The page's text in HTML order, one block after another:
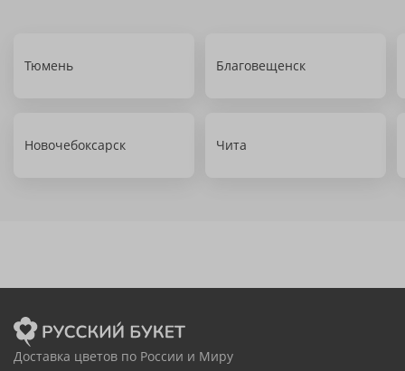
Тюмень Благовещенск
Новочебоксарск Чита
Доставка цветов по России и Миру